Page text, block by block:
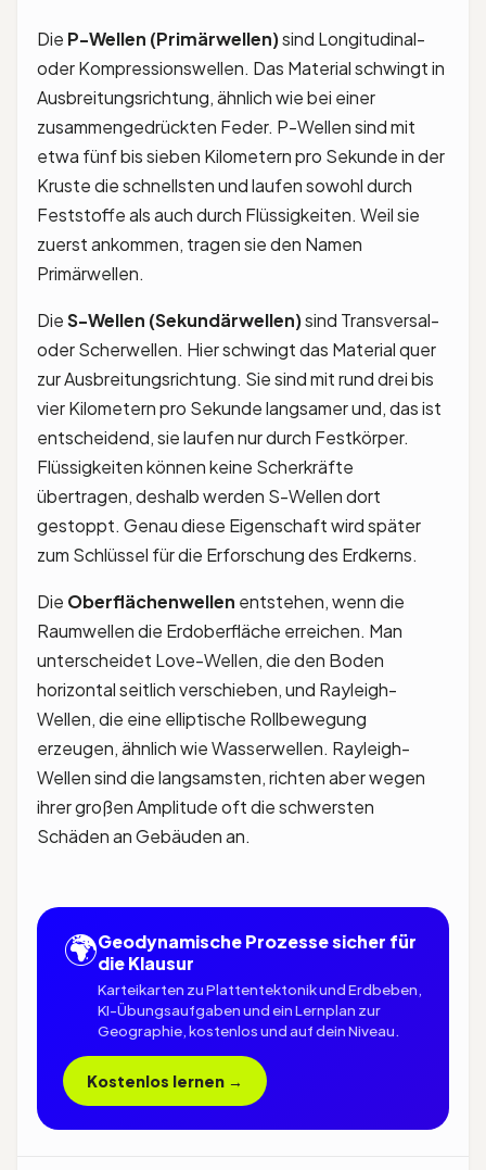
Die P-Wellen (Primärwellen)sind Longitudinal-
oder Kompressionswellen. Das Material schwingt in
Ausbreitungsrichtung, ähnlich wie bei einer
zusammengedrückten Feder. P-Wellen sind mit
etwa fünf bis sieben Kilometern pro Sekunde in der
Kruste die schnellsten und laufen sowohl durch
Feststoffe als auch durch Flüssigkeiten. Weil sie
zuerst ankommen, tragen sie den Namen
Primärwellen.
DieS-Wellen (Sekundärwellen)sind Transversal-
oder Scherwellen. Hier schwingt das Material quer
zur Ausbreitungsrichtung. Sie sind mit rund drei bis
vier Kilometern pro Sekunde langsamer und, das ist
entscheidend, sie laufen nur durch Festkörper.
Flüssigkeiten können keine Scherkräfte
übertragen, deshalb werden S-Wellen dort
gestoppt. Genau diese Eigenschaft wird später
zum Schlüssel für die Erforschung des Erdkerns.
Die Oberflächenwellen entstehen, wenn die
Raumwellen die Erdoberfläche erreichen. Man
unterscheidet Love-Wellen, die den Boden
horizontal seitlich verschieben, und Rayleigh-
Wellen, die eine elliptische Rollbewegung
erzeugen, ähnlich wie Wasserwellen. Rayleigh-
Wellen sind die langsamsten, richten aber wegen
ihrer großen Amplitude oft die schwersten
Schäden an Gebäuden an.
🌍Geodynamische Prozesse sicher für
die Klausur
Karteikarten zu Plattentektonik und Erdbeben,
KI-Übungsaufgaben und ein Lernplan zur
Geographie, kostenlos und auf dein Niveau.
Kostenlos lernen →